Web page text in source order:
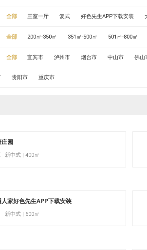
全部 三室一厅 复式 好色先生APP下载安装
全部 200㎡-350㎡ 351㎡-500㎡ 501㎡-800㎡
全部 宜宾市 泸州市 烟台市 中山市 佛山
贵阳市 重庆市
园
新中式 | 400㎡
人家好色先生APP下载安装
新中式 | 600㎡